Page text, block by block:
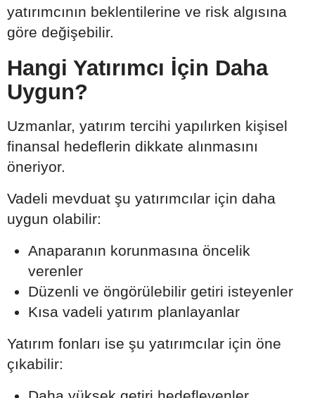
yatırımcının beklentilerine ve risk algısına
göre değişebilir.
Hangi Yatırımcı İçin Daha
Uygun?
Uzmanlar, yatırım tercihi yapılırken kişisel
finansal hedeflerin dikkate alınmasını
öneriyor.
Vadeli mevduat şu yatırımcılar için daha
uygun olabilir:
Anaparanın korunmasına öncelik
verenler
Düzenli ve öngörülebilir getiri isteyenler
Kısa vadeli yatırım planlayanlar
Yatırım fonları ise şu yatırımcılar için öne
çıkabilir: